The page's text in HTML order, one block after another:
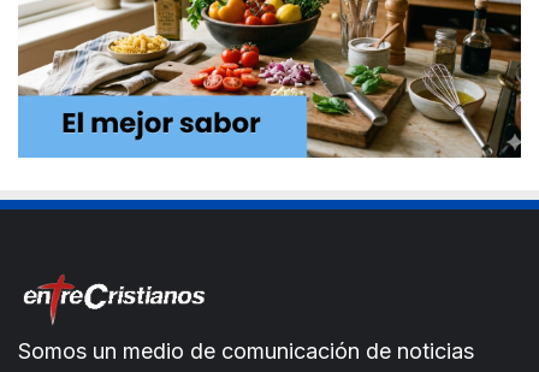
Somos un medio de comunicación de noticias